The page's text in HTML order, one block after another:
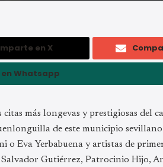
en X
Whatsapp
citas más longevas y prestigiosas del
de este municipio
o Eva Yerbabuena y artistas de
Salvador Gutiérrez, Patrocinio Hijo,